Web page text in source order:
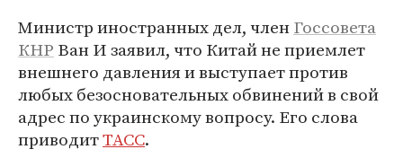
Министр иностранных дел, членГоссовета
КНР Ван И заявил, что Китай не приемлет
внешнего давления и выступает против
любых безосновательных обвинений в свой
адрес по украинскому вопросу. Его слова
приводитТАСС.